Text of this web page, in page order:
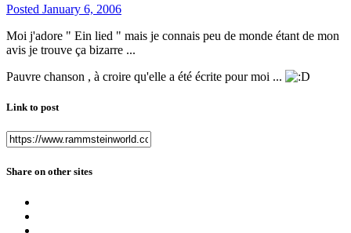
Posted January 6, 2006
Moi j'adore " Ein lied " mais je connais peu de monde étant de mon
avis je trouve ça bizarre ...
Pauvre chanson , à croire qu'elle a été écrite pour moi ...
Link to post
Share on other sites